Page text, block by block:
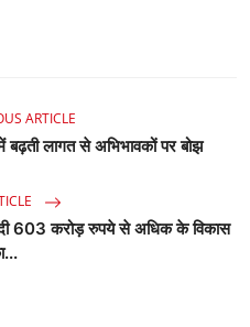
ARTICLE
बढ़ती लागत से अभिभावकों पर बोझ
दी 603 करोड़ रुपये से अधिक के विकास